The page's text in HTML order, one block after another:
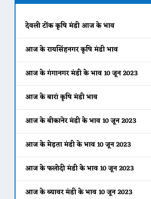
देवली टोंक कृषि मंडी आज के भाव
आज के रायसिंहनगर कृषि मंडी भाव
आज के गंगानगर मंडी के भाव 10 जून 2023
आज के बारां कृषि मंडी भाव
आज के बीकानेर मंडी के भाव 10 जून 2023
आज के मेड़ता मंडी के भाव 10 जून 2023
आज के फलोदी मंडी के भाव 10 जून 2023
आज के ब्यावर मंडी के भाव 10 जून 2023